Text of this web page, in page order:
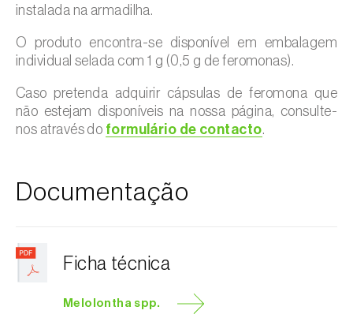
instalada na armadilha.
O produto encontra-se disponível em embalagem
individual selada com 1 g (0,5 g de feromonas).
Caso pretenda adquirir cápsulas de feromona que
não estejam disponíveis na nossa página, consulte-
nos através do formulário de contacto.
Documentação
Ficha técnica
Melolontha spp.